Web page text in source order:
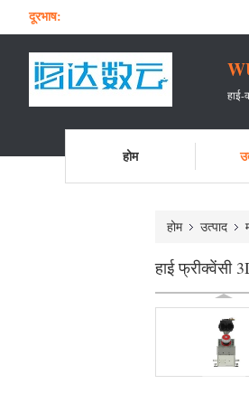
दूरभाष:
होम
होम उत्पाद
हाई फ्रीक्वेंसी